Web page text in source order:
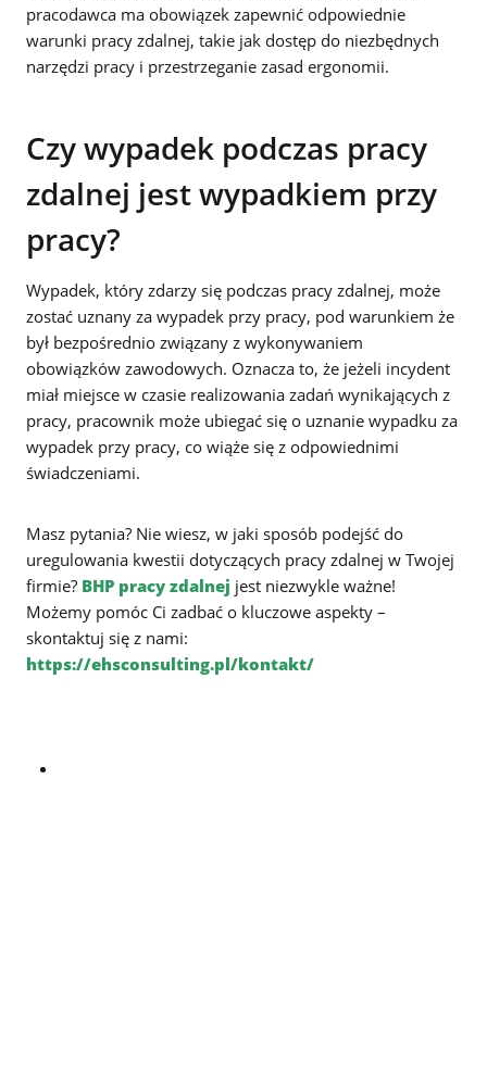
pracodawca ma obowiązek zapewnić odpowiednie
warunki pracy zdalnej, takie jak dostęp do niezbędnych
narzędzi pracy i przestrzeganie zasad ergonomii.
Czy wypadek podczas pracy
zdalnej jest wypadkiem przy
pracy?
Wypadek, który zdarzy się podczas pracy zdalnej, może
zostać uznany za wypadek przy pracy, pod warunkiem że
był bezpośrednio związany z wykonywaniem
obowiązków zawodowych. Oznacza to, że jeżeli incydent
miał miejsce w czasie realizowania zadań wynikających z
pracy, pracownik może ubiegać się o uznanie wypadku za
wypadek przy pracy, co wiąże się z odpowiednimi
świadczeniami.
Masz pytania? Nie wiesz, w jaki sposób podejść do
uregulowania kwestii dotyczących pracy zdalnej w Twojej
firmie? BHP pracy zdalnej jest niezwykle ważne!
Możemy pomóc Ci zadbać o kluczowe aspekty –
skontaktuj się z nami:
https://ehsconsulting.pl/kontakt/